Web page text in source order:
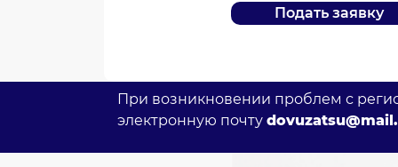
Подать заявку
При возникновении проблем с
электронную почту